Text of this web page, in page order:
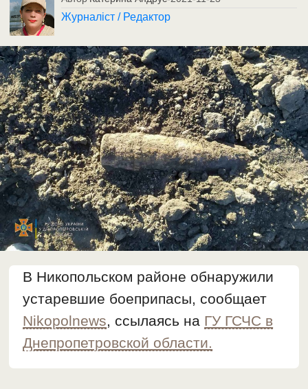
Журналіст / Редактор
В Никопольском районе обнаружили
устаревшие боеприпасы, сообщает
Nikopolnews, ссылаясь на ГУ ГСЧС в
Днепропетровской области.